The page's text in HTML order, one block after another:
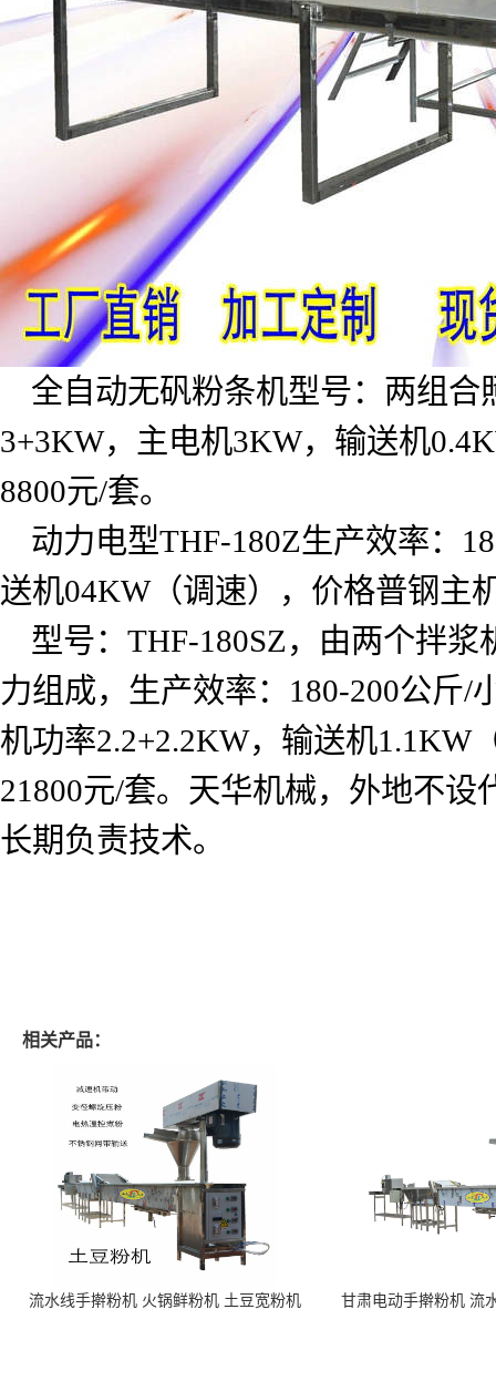
全自动无矾粉条机型号：两组合
3+3KW，主电机3KW，输送机
8800元/套。
动力电型THF-180Z生产效率：
送机04KW（调速），价格普钢主
型号： THF-180SZ ，由两个拌浆
力组成，生产效率： 180-200公斤/
机功率2.2+2.2KW，输送机1.1KW
21800元/套。天华机械，外地不设
长期负责技术。
相关产品：
流水线手擀粉机 火锅鲜粉机 土豆宽粉机 甘肃电动手擀粉机 流